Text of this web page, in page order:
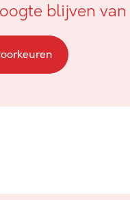
blijven